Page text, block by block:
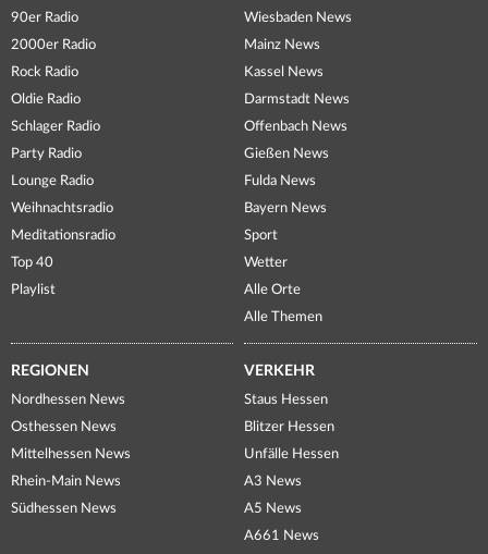
90er Radio
2000er Radio
Rock Radio
Oldie Radio
Schlager Radio
Party Radio
Lounge Radio
Weihnachtsradio
Meditationsradio
Top 40
Playlist
Wiesbaden News
Mainz News
Kassel News
Darmstadt News
Offenbach News
Gießen News
Fulda News
Bayern News
Sport
Wetter
Alle Orte
Alle Themen
REGIONEN
Nordhessen News
Osthessen News
Mittelhessen News
Rhein-Main News
Südhessen News
VERKEHR
Staus Hessen
Blitzer Hessen
Unfälle Hessen
A3 News
A5 News
A661 News